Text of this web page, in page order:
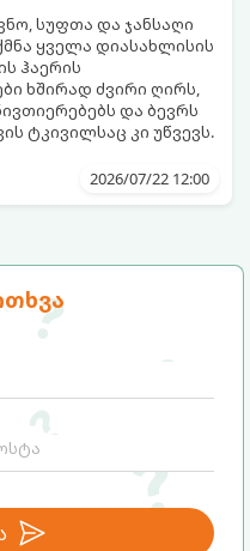
სუფთა და ჯანსაღი
ყველა დიასახლისის
ჰაერის
ხშირად ძვირი ღირს,
და ბევრს
ტკივილსაც კი უწვევს.
ეფექტის მიღწევა
რომლებიც
2026/07/22 12:00